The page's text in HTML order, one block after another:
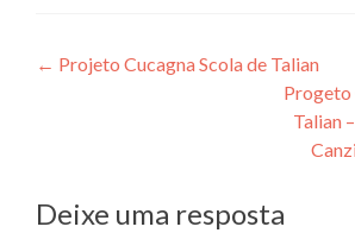
Navegação
← Projeto Cucagna Scola de Talian
Progeto
Talian
Deixe uma resposta